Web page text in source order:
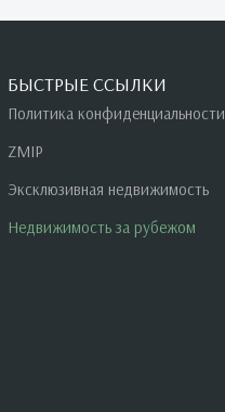
БЫСТРЫЕ ССЫЛКИ
Политика конфиденциальности
ZMIP
Эксклюзивная недвижимость
Недвижимость за рубежом